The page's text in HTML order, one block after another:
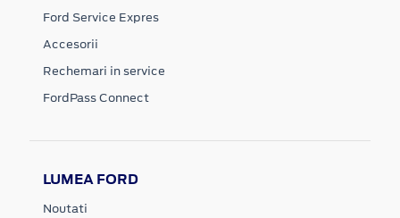
Ford Service Expres
Accesorii
Rechemari in service
FordPass Connect
LUMEA FORD
Noutati